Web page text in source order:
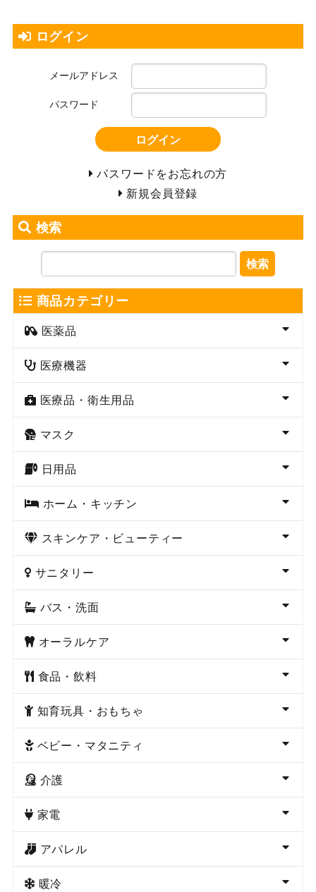
ログイン
メールアドレス
パスワード
ログイン
パスワードをお忘れの方
新規会員登録
検索
検索
商品カテゴリー
医薬品
医療機器
医療品・衛生用品
マスク
日用品
ホーム・キッチン
スキンケア・ビューティー
サニタリー
バス・洗面
オーラルケア
食品・飲料
知育玩具・おもちゃ
ベビー・マタニティ
介護
家電
アパレル
暖冷